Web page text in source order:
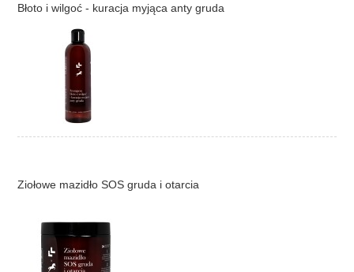
Błoto i wilgoć - kuracja myjąca anty gruda
Ziołowe mazidło SOS gruda i otarcia